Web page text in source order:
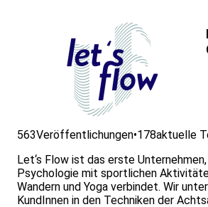
563Veröffentlichungen•178aktuelle
Let‘s Flow ist das erste
Psychologie mit sportlichen
Wandern und Yoga verbindet. Wir
KundInnen in den Techniken der